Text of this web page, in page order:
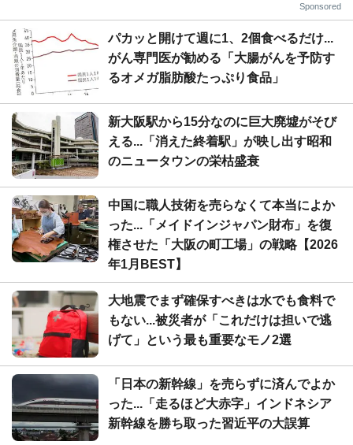
Sponsored
パカッと開けて週に1、2個食べるだけ...
がん専門医が勧める「大腸がんを予防す
るオメガ脂肪酸たっぷり食品」
新大阪駅から15分なのに巨大廃墟がそび
える...「消えた終着駅」が映し出す昭和
のニュータウンの栄枯盛衰
中国に職人技術を売らなくて本当によか
った...「メイドインジャパン財布」を復
権させた「大阪の町工場」の戦略【2026
年1月BEST】
大地震でまず確保すべきは水でも食料で
もない...被災者が「これだけは担いで逃
げて」という最も重要なモノ2選
「日本の新幹線」を売らずに済んでよか
った...「走るほど大赤字」インドネシア
新幹線を勝ち取った習近平の大誤算